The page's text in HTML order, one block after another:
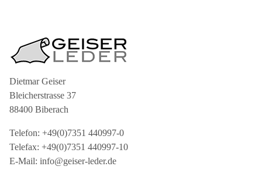
Dietmar Geiser
Bleicherstrasse 37
88400 Biberach
Telefon: +49(0)7351 440997-0
Telefax: +49(0)7351 440997-10
E-Mail: info@geiser-leder.de